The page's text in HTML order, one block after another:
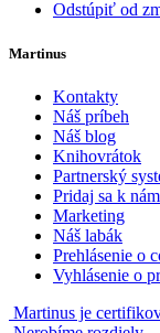
Odstúpiť od
Martinus
Kontakty
Náš príbeh
Náš blog
Knihovrátok
Partnerský
Pridaj sa k nám
Marketing
Náš labák
Prehlásenie o
Vyhlásenie o
Martinus je